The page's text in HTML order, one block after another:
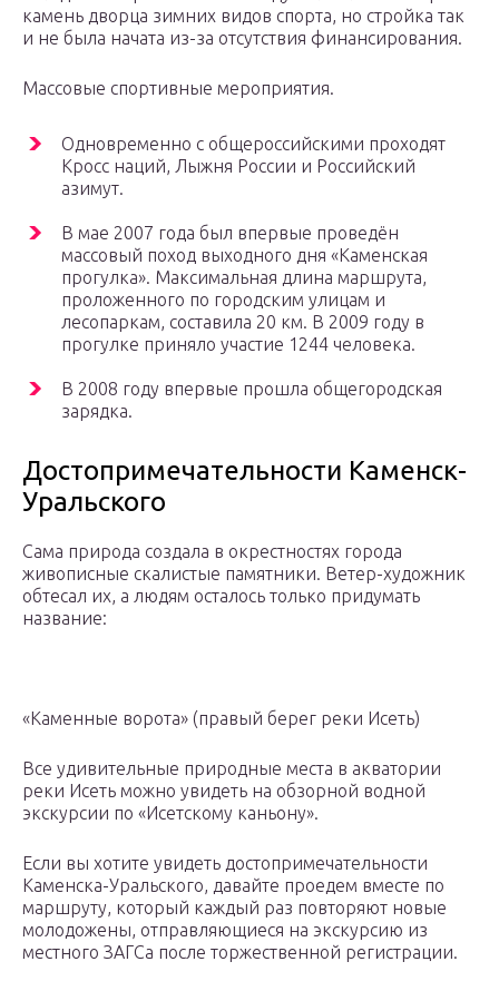
камень дворца зимних видов спорта, но стройка так
и не была начата из-за отсутствия финансирования.
Массовые спортивные мероприятия.
Одновременно с общероссийскими проходят
Кросс наций, Лыжня России и Российский
азимут.
В мае 2007 года был впервые проведён
массовый поход выходного дня «Каменская
прогулка». Максимальная длина маршрута,
проложенного по городским улицам и
лесопаркам, составила 20 км. В 2009 году в
прогулке приняло участие 1244 человека.
В 2008 году впервые прошла общегородская
зарядка.
Достопримечательности Каменск-
Уральского
Сама природа создала в окрестностях города
живописные скалистые памятники. Ветер-художник
обтесал их, а людям осталось только придумать
название:
«Каменные ворота» (правый берег реки Исеть)
Все удивительные природные места в акватории
реки Исеть можно увидеть на обзорной водной
экскурсии по «Исетскому каньону».
Если вы хотите увидеть достопримечательности
Каменска-Уральского, давайте проедем вместе по
маршруту, который каждый раз повторяют новые
молодожены, отправляющиеся на экскурсию из
местного ЗАГСа после торжественной регистрации.